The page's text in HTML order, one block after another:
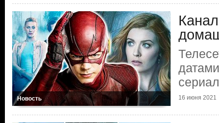
Новость 16 июня 2021